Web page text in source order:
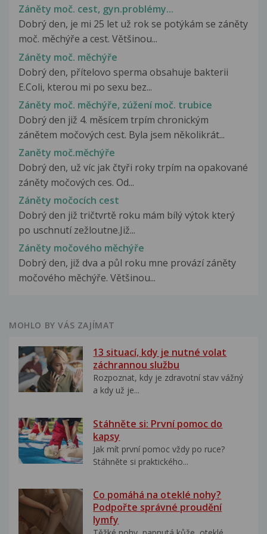
Záněty moč. cest, gyn.problémy...
Dobrý den, je mi 25 let už rok se potýkám se záněty
moč. měchýře a cest. Většinou...
Záněty moč. měchýře
Dobrý den, přítelovo sperma obsahuje bakterii
E.Coli, kterou mi po sexu bez...
Záněty moč. měchýře, zúžení moč. trubice
Dobrý den již 4. měsícem trpím chronickým
zánětem močových cest. Byla jsem několikrát...
Zaněty moč.měchýře
Dobrý den, už víc jak čtyři roky trpím na opakované
záněty močových ces. Od...
Záněty močocích cest
Dobrý den již tričtvrtě roku mám bílý výtok který
po uschnutí zežloutne.Již...
Záněty močového měchýře
Dobrý den, již dva a půl roku mne provází záněty
močového měchýře. Většinou...
MOHLO BY VÁS ZAJÍMAT
13 situací, kdy je nutné volat
záchrannou službu
Rozpoznat, kdy je zdravotní stav vážný
a kdy už je...
Stáhněte si: První pomoc do
kapsy
Jak mít první pomoc vždy po ruce?
Stáhněte si praktického...
Co pomáhá na oteklé nohy?
Podpořte správné proudění
lymfy